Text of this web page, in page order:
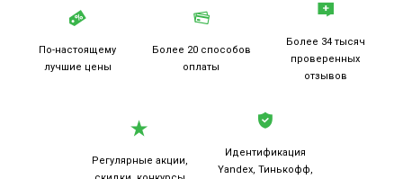
По-настоящему
лучшие цены
Более 20 способов
оплаты
Более 34 тысяч
проверенных
отзывов
Регулярные акции,
Идентификация
Yandex, Тинькофф,